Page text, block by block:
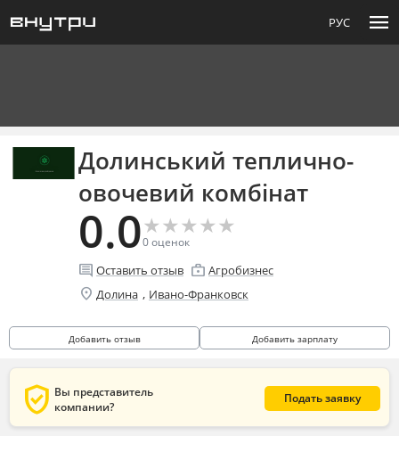
РУС menu
Долинський теплично-
овочевий комбінат
0.0★
★★
★★
★★
★★
★
0оценок
comment Оставить отзыв enterprise Агробизнес
location_on Долина , Ивано-Франковск
Добавить отзыв Добавить зарплату
verified_user Вы представитель
компании?
Подать заявку